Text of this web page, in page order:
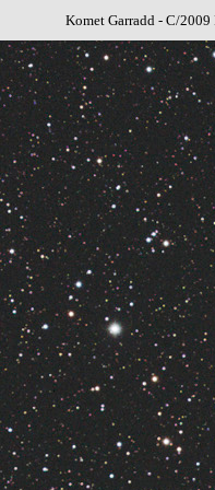
Komet Garradd - C/2009